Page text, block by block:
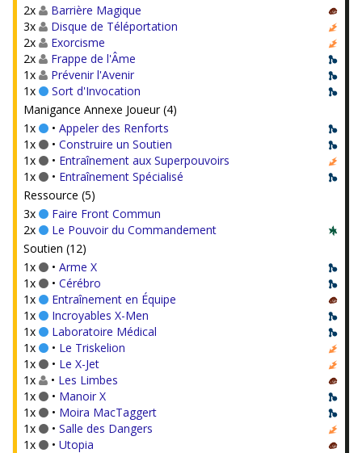
2x
Barrière Magique
3x
Disque de Téléportation
2x
Exorcisme
2x
Frappe de l'Âme
1x
Prévenir l'Avenir
1x
Sort d'Invocation
Manigance Annexe Joueur (4)
1x
• Appeler des Renforts
1x
• Construire un Soutien
1x
• Entraînement aux Superpouvoirs
1x
• Entraînement Spécialisé
Ressource (5)
3x
Faire Front Commun
2x
Le Pouvoir du Commandement
Soutien (12)
1x
• Arme X
1x
• Cérébro
1x
Entraînement en Équipe
1x
Incroyables X-Men
1x
Laboratoire Médical
1x
• Le Triskelion
1x
• Le X-Jet
1x
• Les Limbes
1x
• Manoir X
1x
• Moira MacTaggert
1x
• Salle des Dangers
1x
• Utopia